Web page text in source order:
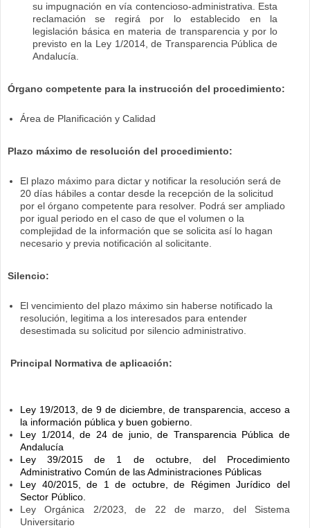
su impugnación en vía contencioso-administrativa. Esta
reclamación se regirá por lo establecido en la
legislación básica en materia de transparencia y por lo
previsto en la Ley 1/2014, de Transparencia Pública de
Andalucía.
Órgano competente para la instrucción del procedimiento:
Área de Planificación y Calidad
Plazo máximo de resolución del procedimiento:
El plazo máximo para dictar y notificar la resolución será de
20 días hábiles a contar desde la recepción de la solicitud
por el órgano competente para resolver. Podrá ser ampliado
por igual periodo en el caso de que el volumen o la
complejidad de la información que se solicita así lo hagan
necesario y previa notificación al solicitante.
Silencio:
El vencimiento del plazo máximo sin haberse notificado la
resolución, legitima a los interesados para entender
desestimada su solicitud por silencio administrativo.
Principal Normativa de aplicación:
Ley 19/2013, de 9 de diciembre, de transparencia, acceso a
la información pública y buen gobierno.
Ley 1/2014, de 24 de junio, de Transparencia Pública de
Andalucía
Ley 39/2015 de 1 de octubre, del Procedimiento
Administrativo Común de las Administraciones Públicas
Ley 40/2015, de 1 de octubre, de Régimen Jurídico del
Sector Público.
Ley Orgánica 2/2023, de 22 de marzo, del Sistema
Universitario